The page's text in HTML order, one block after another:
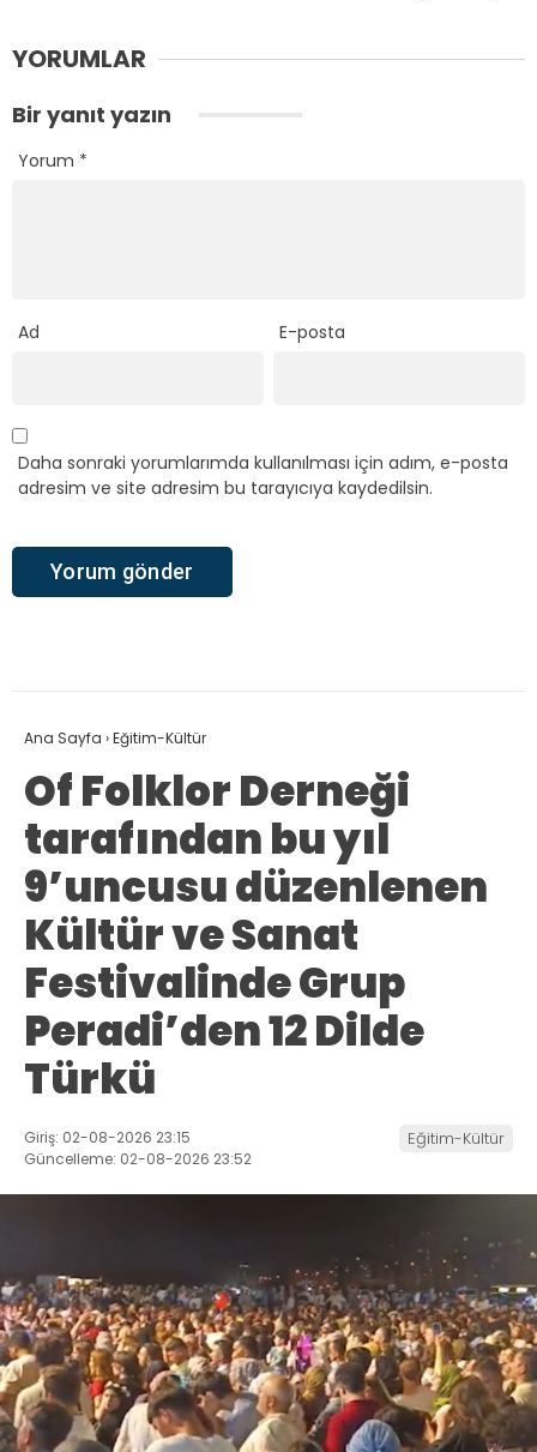
YORUMLAR
Bir yanıt yazın
Yorum *
Ad E-posta
Daha sonraki yorumlarımda kullanılması için adım, e-posta
adresim ve site adresim bu tarayıcıya kaydedilsin.
Ana Sayfa ›Eğitim-Kültür
Of Folklor Derneği
tarafından bu yıl
9’uncusu düzenlenen
Kültür ve Sanat
Festivalinde Grup
Peradi’den 12 Dilde
Türkü
Giriş: 02-08-2026 23:15
Güncelleme: 02-08-2026 23:52
Eğitim-Kültür